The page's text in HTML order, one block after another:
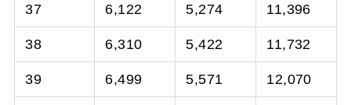
37 6,122 5,274 11,396
38 6,310 5,422 11,732
39 6,499 5,571 12,070